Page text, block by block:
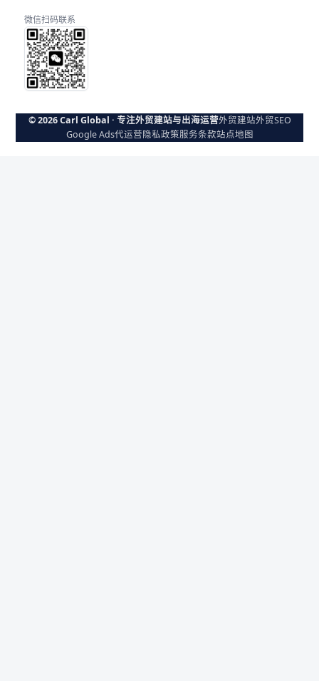
微信扫码联系
© 2026 Carl Global · 专注外贸建站与出海运营外贸建站外贸SEO
Google Ads代运营隐私政策服务条款站点地图